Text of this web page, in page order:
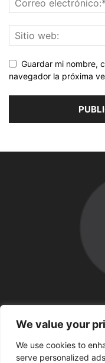
We value your
We use cookies to
serve personalized
Guardar mi nombre,
navegador la próxima